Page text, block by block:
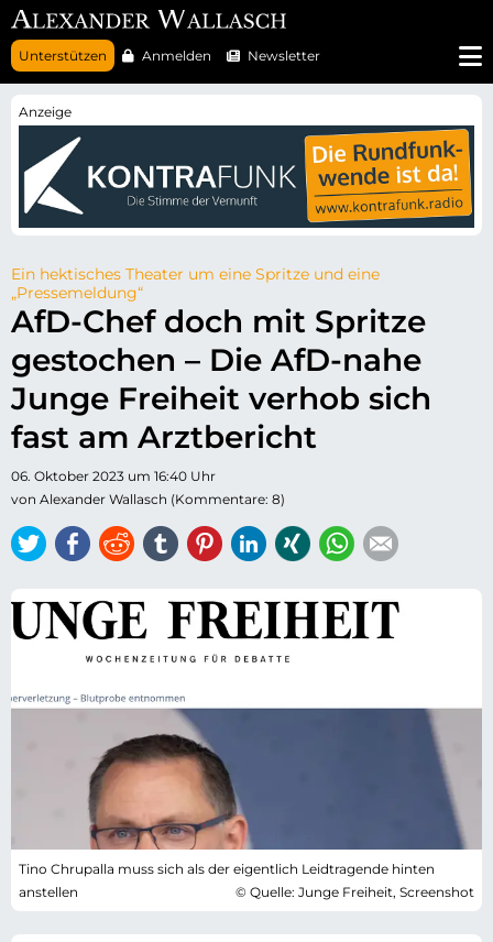
N
a
v
r
p
r
i
n
g
e
n
Unterstützen Anmelden Newsletter
Ein hektisches Theater um eine Spritze und eine
„Pressemeldung“
AfD-Chef doch mit Spritze
gestochen – Die AfD-nahe
Junge Freiheit verhob sich
fast am Arztbericht
06. Oktober 2023 um 16:40 Uhr
von Alexander Wallasch (Kommentare: 8)
TwitterFacebook
ReddittumblrPinterestLinkedIn
Xing WhatsApp
Tino Chrupalla muss sich als der eigentlich Leidtragende hinten
anstellen
© Quelle: Junge Freiheit, Screenshot